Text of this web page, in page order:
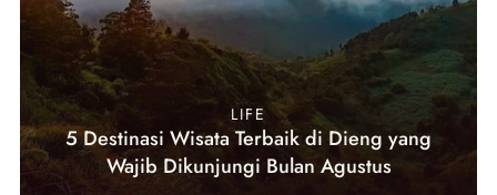
LIFE
5 Destinasi Wisata Terbaik di Dieng yang
Wajib Dikunjungi Bulan Agustus